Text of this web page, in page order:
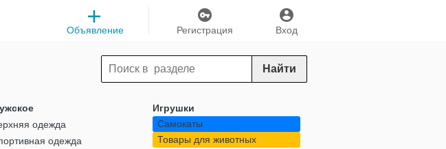
Вход
Регистрация
Объявление
Найти
одежда
одежда
Игрушки
Самокаты
Товары для животных